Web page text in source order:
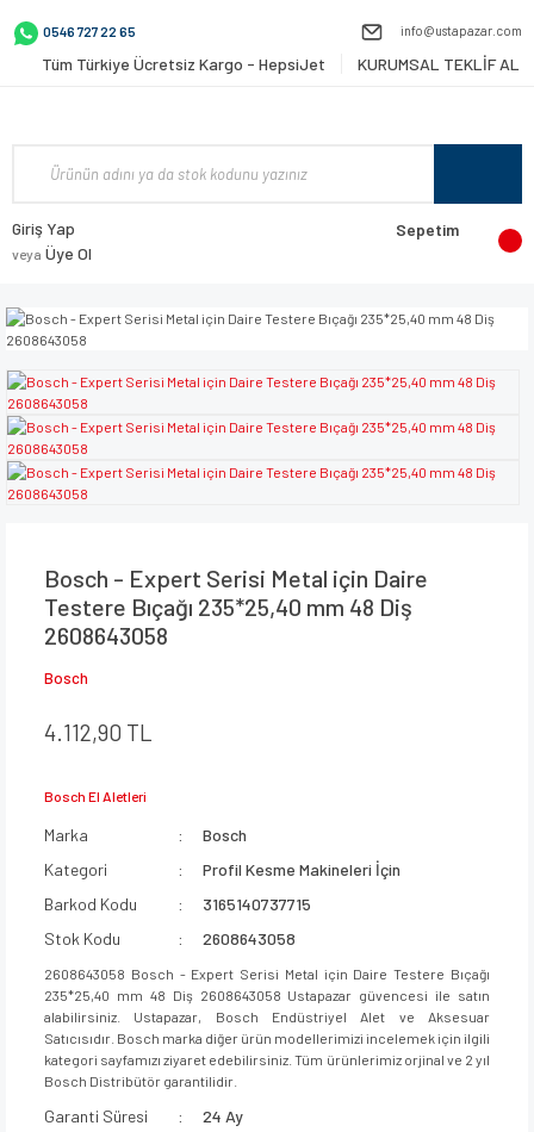
0546 727 22 65 info@ustapazar.com
Tüm Türkiye Ücretsiz Kargo - HepsiJet KURUMSAL TEKLİF AL
Giriş Yap
veya Üye Ol
Sepetim
Bosch - Expert Serisi Metal için Daire
Testere Bıçağı 235*25,40 mm 48 Diş
2608643058
Bosch
4.112,90 TL
Bosch El Aletleri
Marka
Bosch
Kategori
Profil Kesme Makineleri İçin
Barkod Kodu
3165140737715
Stok Kodu
2608643058
2608643058 Bosch - Expert Serisi Metal için Daire Testere Bıçağı
235*25,40 mm 48 Diş 2608643058 Ustapazar güvencesi ile satın
alabilirsiniz. Ustapazar, Bosch Endüstriyel Alet ve Aksesuar
Satıcısıdır. Bosch marka diğer ürün modellerimizi incelemek için ilgili
kategori sayfamızı ziyaret edebilirsiniz. Tüm ürünlerimiz orjinal ve 2 yıl
Bosch Distribütör garantilidir.
Garanti Süresi
24 Ay